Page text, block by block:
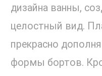
дизайна ванны,
целостный вид.
прекрасно
формы бортов.